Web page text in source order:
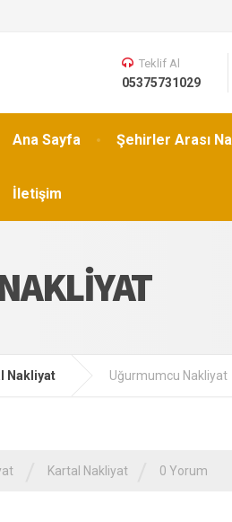
Ana Sayfa Şehirler Arası
İletişim
Teklif Al
05375731029
Nakliyat Uğurmumcu Nakliyat
Kartal Nakliyat 0 Yorum